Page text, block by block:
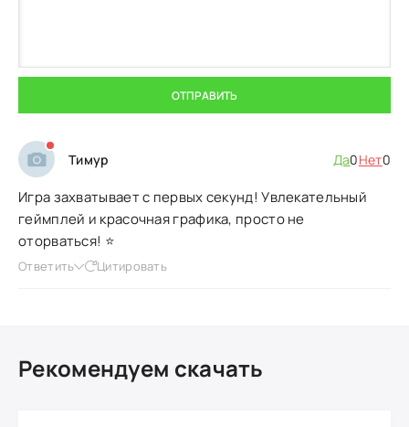
ОТПРАВИТЬ
Тимур Да0Нет0
Игра захватывает с первых секунд! Увлекательный
геймплей и красочная графика, просто не
оторваться! ⭐️
Ответить Цитировать
Рекомендуем скачать